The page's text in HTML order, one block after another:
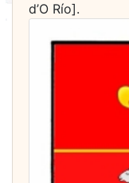
d’O Río].